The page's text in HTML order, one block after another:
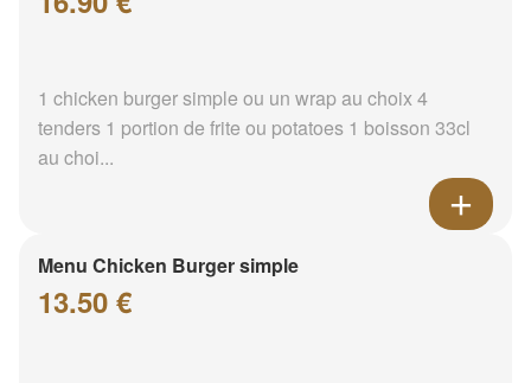
1 chicken burger simple ou un wrap au choix 4
tenders 1 portion de frite ou potatoes 1 boisson 33cl
au choi...
Menu Chicken Burger simple
13.50 €